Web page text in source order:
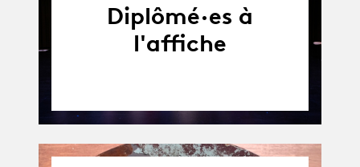
Diplômé·es à
l'affiche